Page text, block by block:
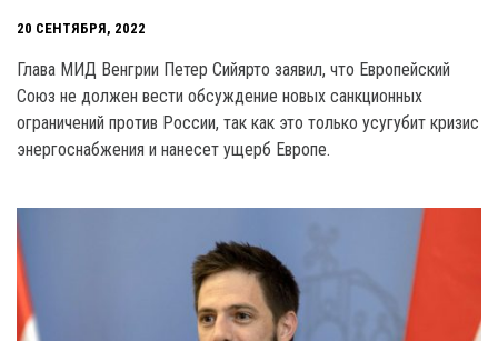
20 СЕНТЯБРЯ, 2022
Глава МИД Венгрии Петер Сийярто заявил, что Европейский
Союз не должен вести обсуждение новых санкционных
ограничений против России, так как это только усугубит кризис
энергоснабжения и нанесет ущерб Европе.